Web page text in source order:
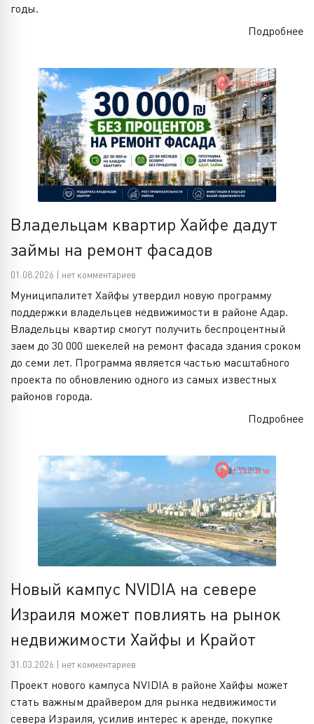
годы.
Подробнее
Владельцам квартир Хайфе дадут
займы на ремонт фасадов
01.08.2026 | нет комментариев
Муниципалитет Хайфы утвердил новую программу
поддержки владельцев недвижимости в районе Адар.
Владельцы квартир смогут получить беспроцентный
заем до 30 000 шекелей на ремонт фасада здания сроком
до семи лет. Программа является частью масштабного
проекта по обновлению одного из самых известных
районов города.
Подробнее
Новый кампус NVIDIA на севере
Израиля может повлиять на рынок
недвижимости Хайфы и Крайот
31.03.2026 | нет комментариев
Проект нового кампуса NVIDIA в районе Хайфы может
стать важным драйвером для рынка недвижимости
севера Израиля, усилив интерес к аренде, покупке